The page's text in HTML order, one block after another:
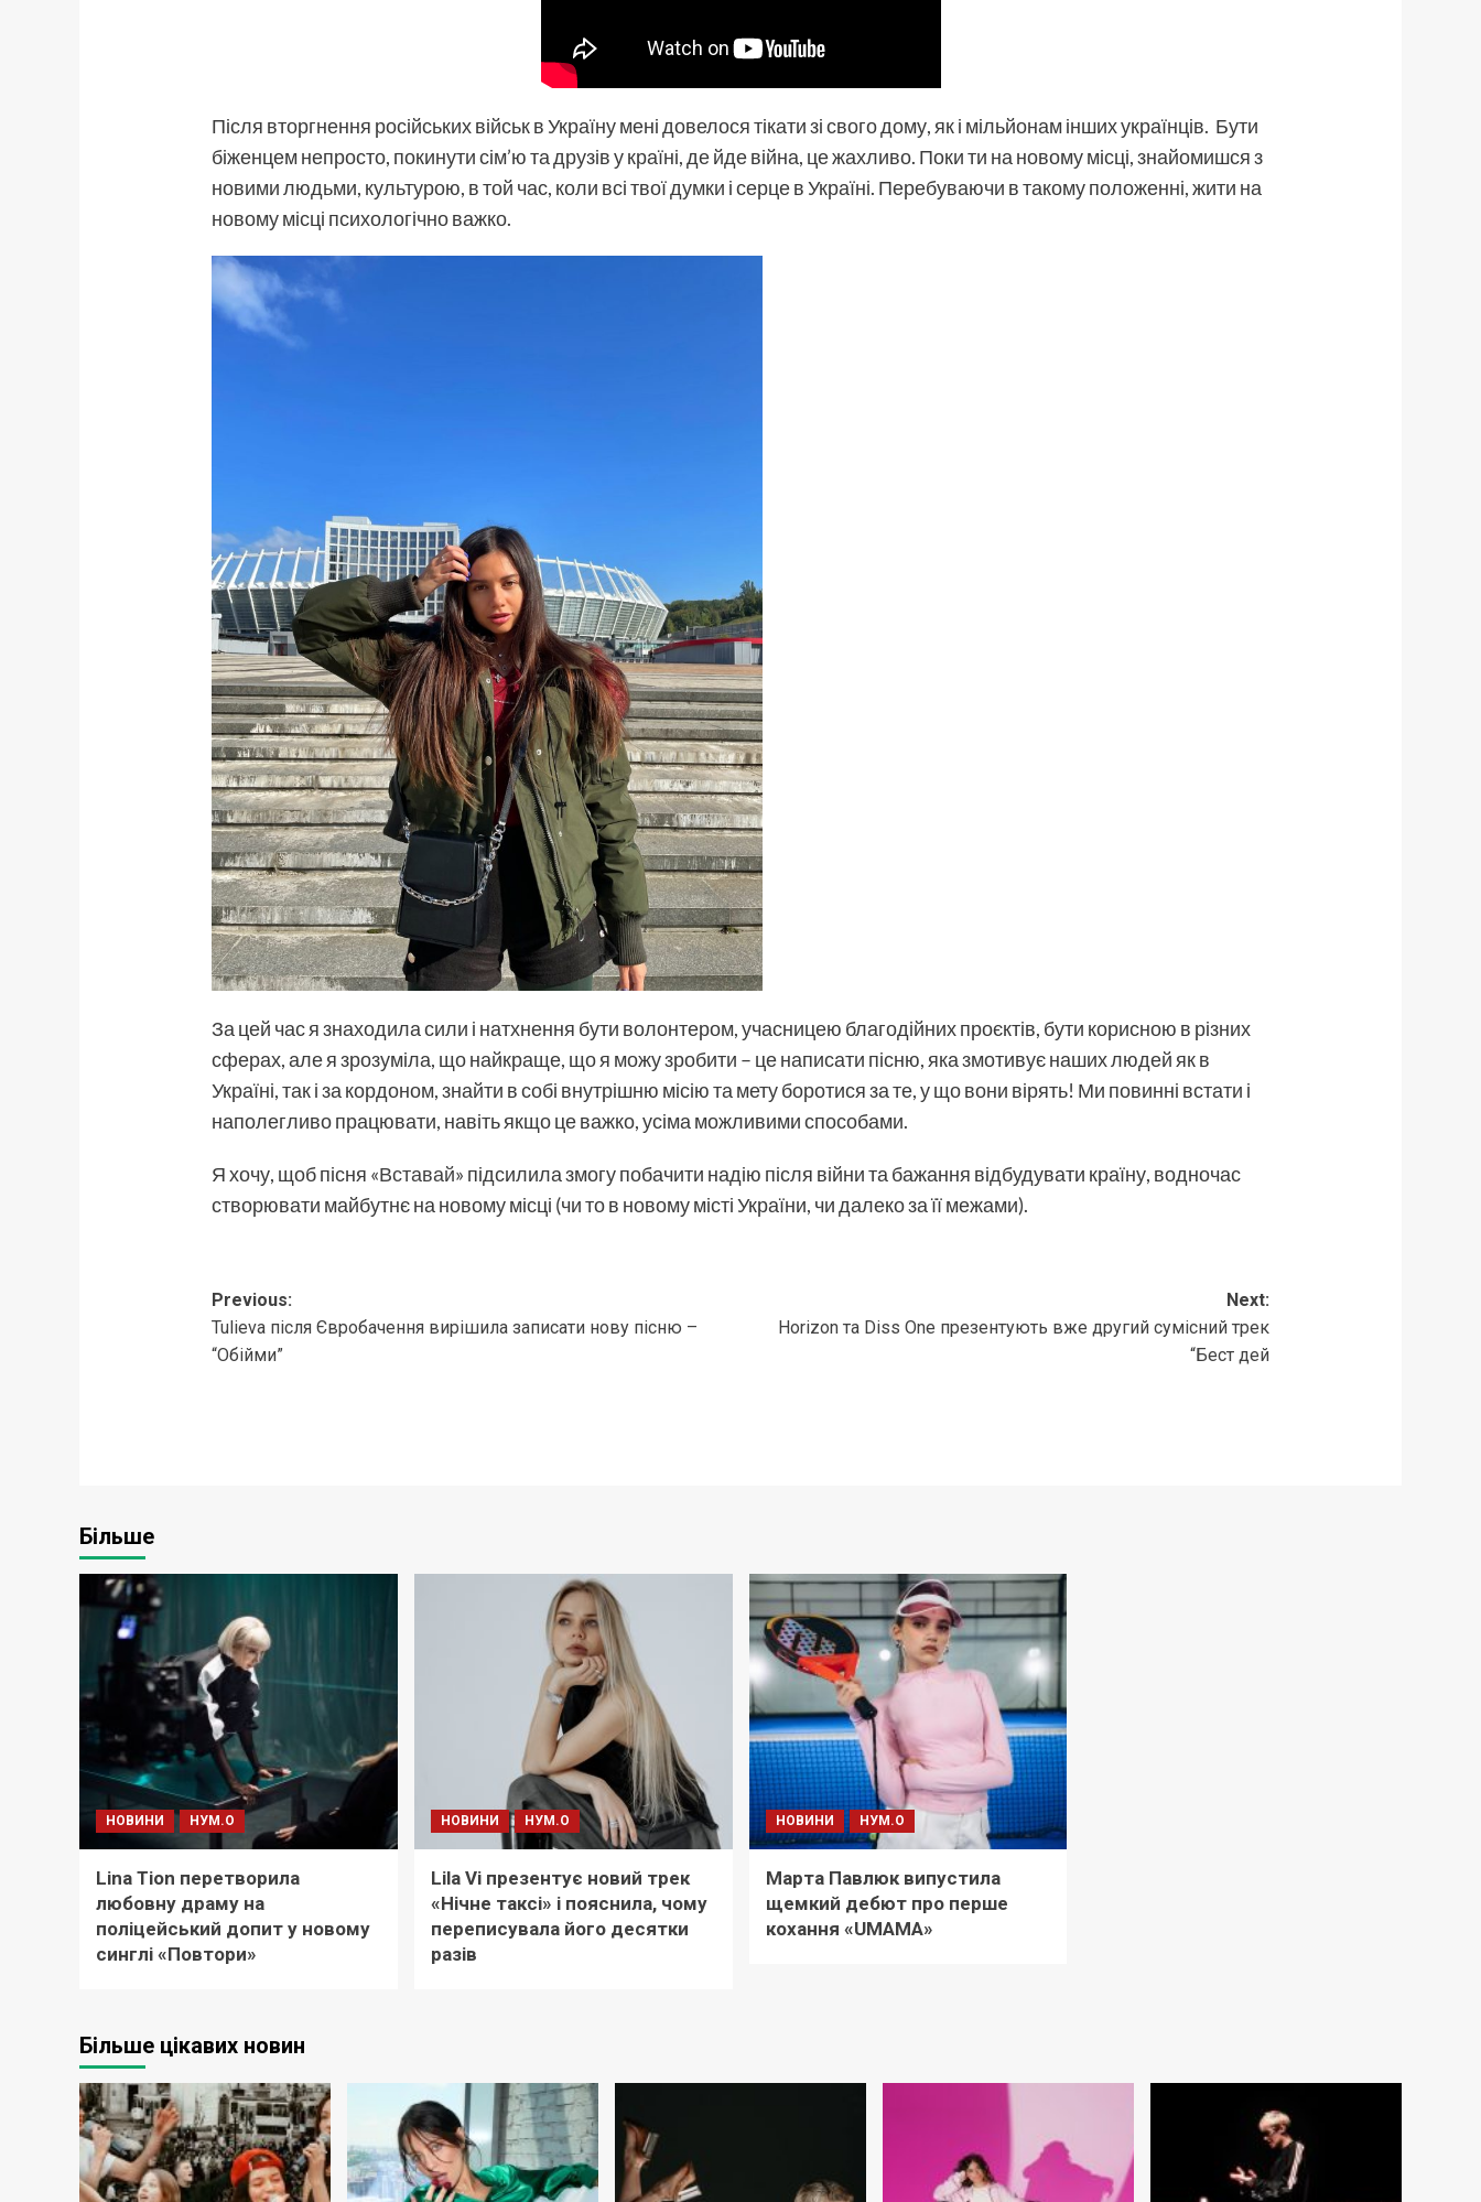
Після вторгнення російських військ в Україну мені довелося тікати зі свого дому, як і мільйонам інших українців. Бути
біженцем непросто, покинути сім’ю та друзів у країні, де йде війна, це жахливо. Поки ти на новому місці, знайомишся з
новими людьми, культурою, в той час, коли всі твої думки і серце в Україні. Перебуваючи в такому положенні, жити на
новому місці психологічно важко.
За цей час я знаходила сили і натхнення бути волонтером, учасницею благодійних проєктів, бути корисною в різних
сферах, але я зрозуміла, що найкраще, що я можу зробити – це написати пісню, яка змотивує наших людей як в
Україні, так і за кордоном, знайти в собі внутрішню місію та мету боротися за те, у що вони вірять! Ми повинні встати і
наполегливо працювати, навіть якщо це важко, усіма можливими способами.
Я хочу, щоб пісня «Вставай» підсилила змогу побачити надію після війни та бажання відбудувати країну, водночас
створювати майбутнє на новому місці (чи то в новому місті України, чи далеко за її межами).
Post
navigation
Previous:
Tulieva після Євробачення вирішила записати нову пісню –
“Обійми”
Next:
Horizon та Diss One презентують вже другий сумісний трек
“Бест дей
Більше
НОВИНИ НУМ.О
Lina Tion перетворила
любовну драму на
поліцейський допит у новому
синглі «Повтори»
НОВИНИ НУМ.О
Lila Vi презентує новий трек
«Нічне таксі» і пояснила, чому
переписувала його десятки
разів
НОВИНИ НУМ.О
Марта Павлюк випустила
щемкий дебют про перше
кохання «UМАМА»
Більше цікавих новин